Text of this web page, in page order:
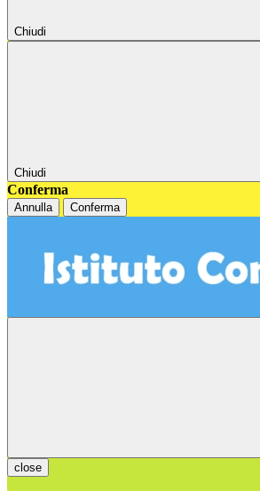
Chiudi
Chiudi
Conferma
Annulla Conferma
close